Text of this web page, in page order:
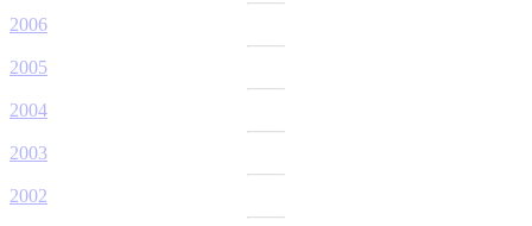
2006
2005
2004
2003
2002